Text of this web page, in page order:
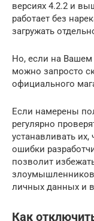
версиях 4.2.2 и
работает без
загружать
Но, если на Вашем
можно запросто
официального
Если намерены
регулярно
устанавливать
ошибки
позволит
личных данных и
Как